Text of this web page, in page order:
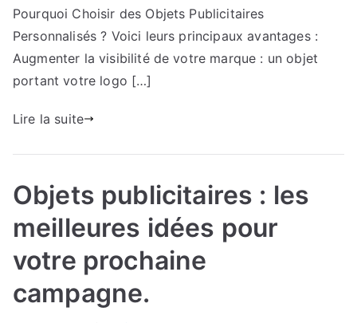
Pourquoi Choisir des Objets Publicitaires
Personnalisés ? Voici leurs principaux avantages :
Augmenter la visibilité de votre marque : un objet
portant votre logo […]
Lire la suite
Objets publicitaires : les
meilleures idées pour
votre prochaine
campagne.